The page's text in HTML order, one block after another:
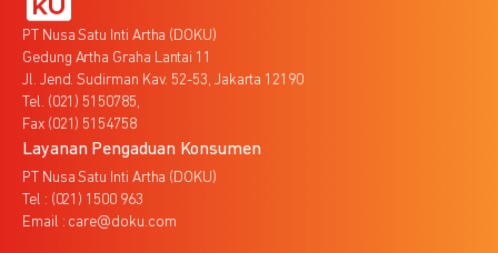
PT Nusa Satu Inti Artha (DOKU)
Gedung Artha Graha Lantai 11
Jl. Jend. Sudirman Kav. 52-53, Jakarta 12190
Tel. (021) 5150785,
Fax (021) 5154758
Layanan Pengaduan Konsumen
PT Nusa Satu Inti Artha (DOKU)
Tel : (021) 1500 963
Email : care@doku.com